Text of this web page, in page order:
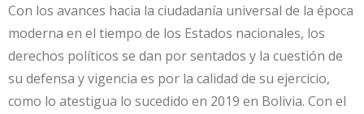
Con los avances hacia la ciudadanía universal de la época
moderna en el tiempo de los Estados nacionales, los
derechos políticos se dan por sentados y la cuestión de
su defensa y vigencia es por la calidad de su ejercicio,
como lo atestigua lo sucedido en 2019 en Bolivia. Con el